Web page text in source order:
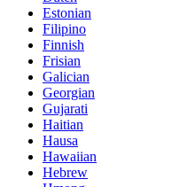
Estonian
Filipino
Finnish
Frisian
Galician
Georgian
Gujarati
Haitian
Hausa
Hawaiian
Hebrew